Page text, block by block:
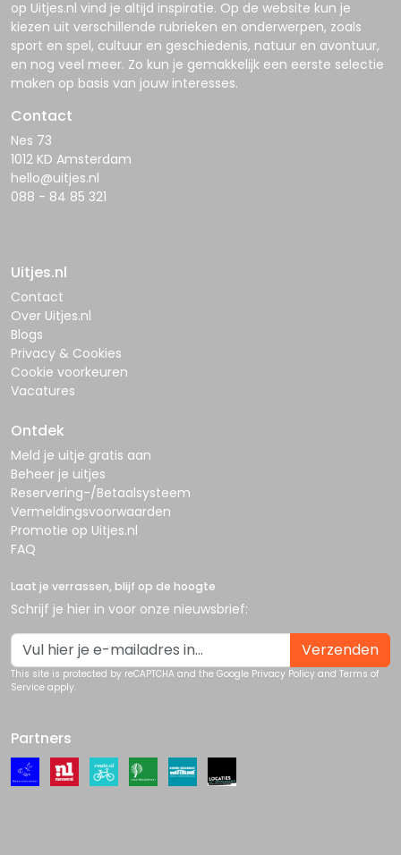
op Uitjes.nl vind je altijd inspiratie. Op de website kun je
kiezen uit verschillende rubrieken en onderwerpen, zoals
sport en spel, cultuur en geschiedenis, natuur en avontuur,
en nog veel meer. Zo kun je gemakkelijk een eerste selectie
maken op basis van jouw interesses.
Contact
Nes 73
1012 KD Amsterdam
hello@uitjes.nl
088 - 84 85 321
Uitjes.nl
Contact
Over Uitjes.nl
Blogs
Privacy & Cookies
Cookie voorkeuren
Vacatures
Ontdek
Meld je uitje gratis aan
Beheer je uitjes
Reservering-/Betaalsysteem
Vermeldingsvoorwaarden
Promotie op Uitjes.nl
FAQ
Laat je verrassen, blijf op de hoogte
Schrijf je hier in voor onze nieuwsbrief:
Verzenden
This site is protected by reCAPTCHA and the Google Privacy Policy and Terms of
Service apply.
Partners